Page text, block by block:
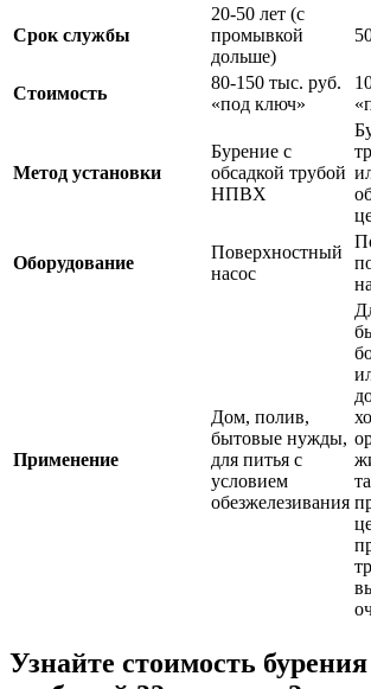
Срок службы
20-50 лет (с
промывкой
дольше)
Стоимость
80-150 тыс. руб.
«под ключ»
Метод установки
Бурение с
обсадкой трубой
НПВХ
Оборудование
Поверхностный
насос
Применение
Дом, полив,
бытовые нужды,
для питья с
условием
обезжелезивания
Узнайте стоимость